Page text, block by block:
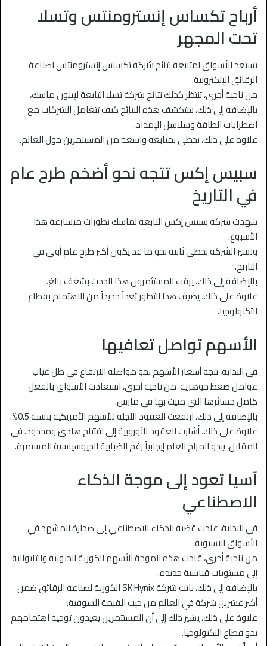
أرباح تكساس إنسترومنتس وتسلا
تحت المجهر
تستعد الأسواق لمتابعة نتائج شركة تكساس إنسترومنتس لصناعة
الرقائق الإلكترونية.
من ناحية أخرى، تنتظر كذلك نتائج شركة تسلا التابعة لإيلون ماسك،
بالإضافة إلى ذلك، ستكشف هذه النتائج كيف تتعامل الشركات مع
اضطرابات الطاقة وسلاسل الإمداد.
علاوة على ذلك، تحظى بمتابعة واسعة من المستثمرين حول العالم.
سبيس إكس تتجه نحو أضخم طرح عام
في التاريخ
شهدت شركة سبيس إكس التابعة لماسك تطورات متسارعة هذا
الأسبوع.
وتسير الشركة بخطى ثابتة نحو ما قد يكون أكبر طرح عام أولي في
التاريخ.
بالإضافة إلى ذلك، يرقب المستثمرون هذا الحدث بشغف بالغ.
علاوة على ذلك، يضيف هذا التطور بُعداً جديداً من الاهتمام بقطاع
التكنولوجيا.
الأسهم تواصل تعافيها
في البداية، تتجه أسعار الأسهم نحو مواصلة الارتفاع في ظل غياب
عوامل ضغط جوهرية. من ناحية أخرى، استعادت الأسواق بالفعل
كامل خسائرها التي منيت بها في مارس.
بالإضافة إلى ذلك، ارتفعت العقود الآجلة للأسهم الأمريكية بنسبة 0.5%.
علاوة على ذلك، أشارت العقود الأوروبية إلى افتتاح هادئ ومحدود. في
المقابل، يبدو المزاج العام إيجابياً رغم الضبابية الجيوسياسية المستمرة.
آسيا تعود إلى موجة الذكاء
الاصطناعي
في البداية، عادت قضية الذكاء الاصطناعي إلى صدارة المشهد في
الأسواق الآسيوية.
من ناحية أخرى، قادت هذه الموجة الأسهم الكورية الجنوبية والتايوانية
إلى مستويات قياسية جديدة.
بالإضافة إلى ذلك، باتت شركة SK Hynix الكورية لصناعة الرقائق ضمن
أكبر عشرين شركة في العالم من حيث القيمة السوقية.
علاوة على ذلك، يشير ذلك إلى أن المستثمرين يعيدون توجيه اهتمامهم
نحو قطاع التكنولوجيا.